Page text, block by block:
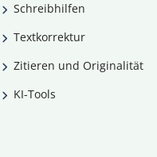
Schreibhilfen
Textkorrektur
Zitieren und Originalität
KI-Tools